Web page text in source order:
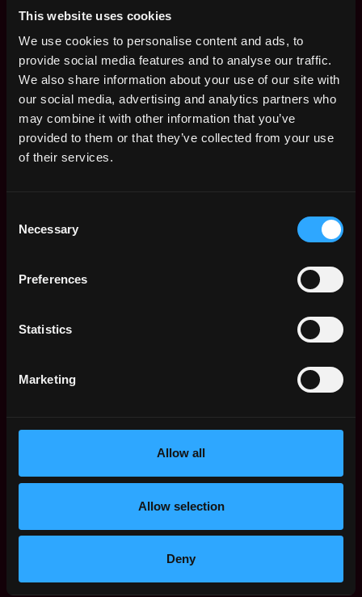
This website uses cookies
We use cookies to personalise content and ads, to
provide social media features and to analyse our traffic.
We also share information about your use of our site with
our social media, advertising and analytics partners who
may combine it with other information that you’ve
provided to them or that they’ve collected from your use
of their services.
Selection
Necessary
Preferences
Statistics
Marketing
Allow all
Allow selection
Deny
überdurchschnittliche soziale Kompetenz
Fließende Englisch Kenntnisse (mündlich und
schriftlich)
Toll wären
eine kaufmännische Ausbildung und erste Erfahrung
im Projektmanagement
maximale Flexibilität in Bezug auf den Arbeitsort
volle Beteiligung an der Entscheidungsfindung
Teilnahme am unternehmensweiten
kostenlose Getränke in unseren Büros in Berlin
und Köln
über JobRad
Finanzierung eines Job-Tickets
Die Bewerbung muss enthalten
LEBENSLAUF + Bewerbungsschreiben
wir freuen uns auf jede Person, die diese
Anforderungen erfüllt